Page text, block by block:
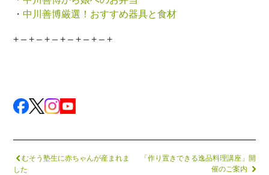
・中川善博厳選！おすすめ器具と食材
+ – + – + – + – + – + – +
むそう塾生に赤ちゃんが産まれま
した
「作り置きできる逸品料理講座」開
催のご案内